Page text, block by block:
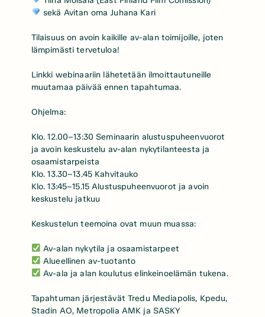
sekä Avitan oma Juhana Kari
Tilaisuus on avoin kaikille av-alan toimijoille, joten
lämpimästi tervetuloa!
Linkki webinaariin lähetetään ilmoittautuneille
muutamaa päivää ennen tapahtumaa.
Ohjelma:
Klo. 12.00–13:30 Seminaarin alustuspuheenvuorot
ja avoin keskustelu av-alan nykytilanteesta ja
osaamistarpeista
Klo. 13.30–13.45 Kahvitauko
Klo. 13:45–15.15 Alustuspuheenvuorot ja avoin
keskustelu jatkuu
Keskustelun teemoina ovat muun muassa:
Av-alan nykytila ja osaamistarpeet
Alueellinen av-tuotanto
Av-ala ja alan koulutus elinkeinoelämän tukena.
Tapahtuman järjestävät Tredu Mediapolis, Kpedu,
Stadin AO, Metropolia AMK ja SASKY